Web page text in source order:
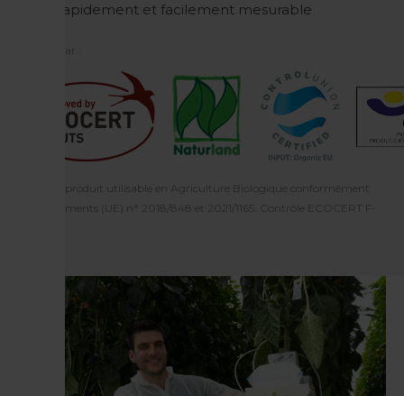
Rapidement et facilement mesurable
Certifié par :
Ecocert : produit utilisable en Agriculture Biologique conformément
aux règlements (UE) n° 2018/848 et 2021/1165. Contrôle ECOCERT F-